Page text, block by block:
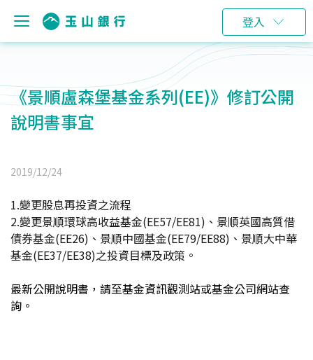
登入
《景順盧森堡基金系列(EE)》修訂公開
說明書事宜
2019/12/24
1.變更股息再投資之流程
2.變更景順環球高收益基金(EE57/EE81)、景順英國高質借
債券基金(EE26)、景順中國基金(EE79/EE88)、景順大中華
基金(EE37/EE38)之投資目標及政策。
最新公開說明書，請至基金資訊觀測站或基金公司網站查
詢。